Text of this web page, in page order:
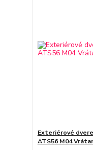
Exteriérové
ATS56 M04